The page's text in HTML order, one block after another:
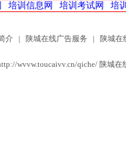
培训信息网 培训考试网 培
介 | 陕城在线广告服务 | 陕城在
wvvw.toucaivv.cn/qiche/ 陕城